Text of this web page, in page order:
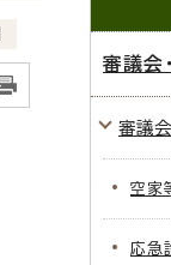
審議会
審議
空家
応急